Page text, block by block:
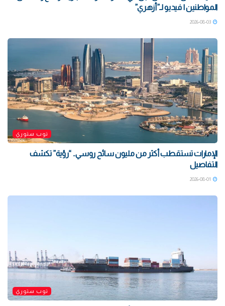
المواطنين | فيديو لـ”أزهري”
توب ستوري
الإمارات تستقطب أكثر من مليون سائح روسي.. “رؤية” تكشف
التفاصيل
توب ستوري